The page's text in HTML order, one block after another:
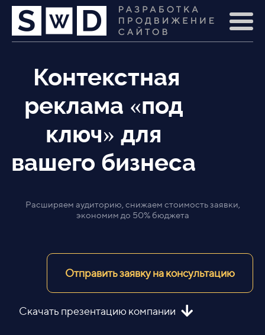
Контекстная
реклама «под
ключ» для
вашего бизнеса
Расширяем аудиторию, снижаем стоимость заявки,
экономим до 50% бюджета
Отправить заявку на консультацию
Скачать презентацию компании